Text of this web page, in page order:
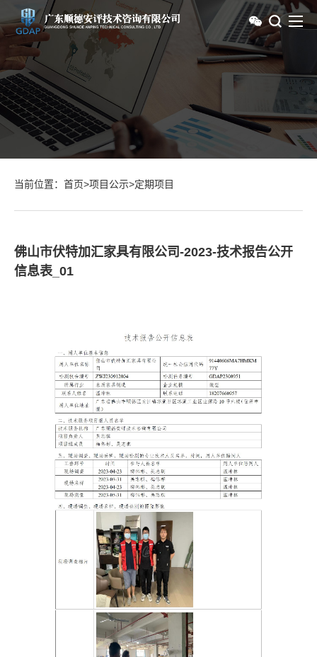
当前位置： 首页>项目公示>定期项目
佛山市伏特加汇家具有限公司-2023-技术报告公开
信息表_01